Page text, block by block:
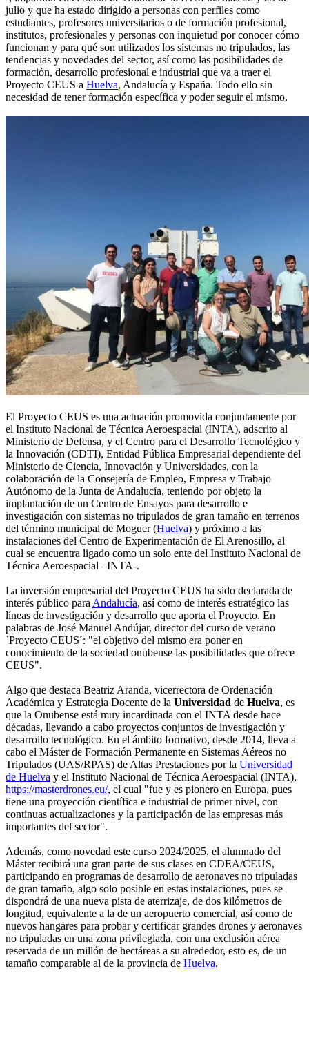
julio y que ha estado dirigido a personas con perfiles como
estudiantes, profesores universitarios o de formación profesional,
institutos, profesionales y personas con inquietud por conocer cómo
funcionan y para qué son utilizados los sistemas no tripulados, las
tendencias y novedades del sector, así como las posibilidades de
formación, desarrollo profesional e industrial que va a traer el
Proyecto CEUS a Huelva, Andalucía y España. Todo ello sin
necesidad de tener formación específica y poder seguir el mismo.
El Proyecto CEUS es una actuación promovida conjuntamente por
el Instituto Nacional de Técnica Aeroespacial (INTA), adscrito al
Ministerio de Defensa, y el Centro para el Desarrollo Tecnológico y
la Innovación (CDTI), Entidad Pública Empresarial dependiente del
Ministerio de Ciencia, Innovación y Universidades, con la
colaboración de la Consejería de Empleo, Empresa y Trabajo
Autónomo de la Junta de Andalucía, teniendo por objeto la
implantación de un Centro de Ensayos para desarrollo e
investigación con sistemas no tripulados de gran tamaño en terrenos
del término municipal de Moguer (Huelva) y próximo a las
instalaciones del Centro de Experimentación de El Arenosillo, al
cual se encuentra ligado como un solo ente del Instituto Nacional de
Técnica Aeroespacial –INTA-.
La inversión empresarial del Proyecto CEUS ha sido declarada de
interés público para Andalucía, así como de interés estratégico las
líneas de investigación y desarrollo que aporta el Proyecto. En
palabras de José Manuel Andújar, director del curso de verano
`Proyecto CEUS´: "el objetivo del mismo era poner en
conocimiento de la sociedad onubense las posibilidades que ofrece
CEUS".
Algo que destaca Beatriz Aranda, vicerrectora de Ordenación
Académica y Estrategia Docente de la Universidad de Huelva, es
que la Onubense está muy incardinada con el INTA desde hace
décadas, llevando a cabo proyectos conjuntos de investigación y
desarrollo tecnológico. En el ámbito formativo, desde 2014, lleva a
cabo el Máster de Formación Permanente en Sistemas Aéreos no
Tripulados (UAS/RPAS) de Altas Prestaciones por la Universidad
de Huelva y el Instituto Nacional de Técnica Aeroespacial (INTA),
https://masterdrones.eu/, el cual "fue y es pionero en Europa, pues
tiene una proyección científica e industrial de primer nivel, con
continuas actualizaciones y la participación de las empresas más
importantes del sector".
Además, como novedad este curso 2024/2025, el alumnado del
Máster recibirá una gran parte de sus clases en CDEA/CEUS,
participando en programas de desarrollo de aeronaves no tripuladas
de gran tamaño, algo solo posible en estas instalaciones, pues se
dispondrá de una nueva pista de aterrizaje, de dos kilómetros de
longitud, equivalente a la de un aeropuerto comercial, así como de
nuevos hangares para probar y certificar grandes drones y aeronaves
no tripuladas en una zona privilegiada, con una exclusión aérea
reservada de un millón de hectáreas a su alrededor, esto es, de un
tamaño comparable al de la provincia de Huelva.